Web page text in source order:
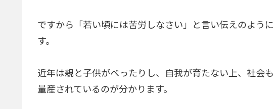
ですから「若い頃には苦労しなさい」と言い伝えのよう
す。
近年は親と子供がべったりし、自我が育たない上、社会
量産されているのが分かります。